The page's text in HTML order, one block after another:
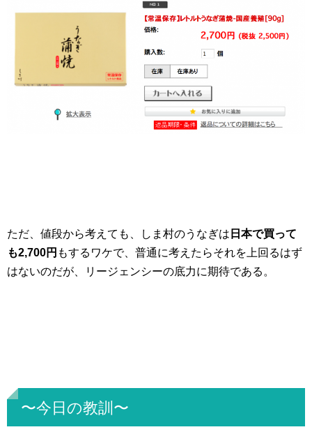
ただ、値段から考えても、しま村のうなぎは 日本で買って
も2,700円 もするワケで、普通に考えたらそれを上回るはず
はないのだが、リージェンシーの底力に期待である。
〜今日の教訓〜